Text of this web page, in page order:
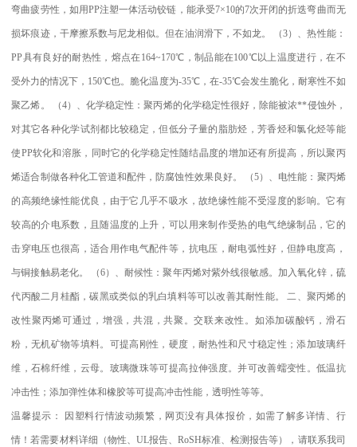
弯曲疲劳性，如用PP注塑一体活动铰链，能承受7×10的7次开闭的折迭弯曲而无
损坏痕迹，干摩擦系数与尼龙相似。但在油润滑下，不如龙。 （3）、热性能：
PP具有良好的耐热性，熔点在164~170℃ ，制品能在100℃以上温度进行，在不
受外力的情况下， 150℃也。脆化温度为-35℃，在-35℃会发生脆化，耐寒性不如
聚乙烯。 （4）、化学稳定性：聚丙烯的化学稳定性很好，除能被浓**侵蚀外，
对其它各种化学试剂都比较稳定，但低分子量的脂肪烃，芳香烃和氯化烃等能
使PP软化和溶胀，同时它的化学稳定性随结晶度的增加还有所提高，所以聚丙
烯适合制做各种化工管道和配件，防腐蚀性效果良好。 （5）、电性能：聚丙烯
的高频绝缘性能优良，由于它几乎不吸水，故绝缘性能不受湿度的影响。它有
较高的介电系数，且随温度的上升，可以用来制作受热的电气绝缘制品，它的
击穿电压也很高，适合用作电气配件等，抗电压，耐电弧性好，但静电度高，
与铜接触易老化。 （6）、耐候性：聚年丙烯对紫外线很敏感。加入氧化锌，硫
代丙酸二月桂酯，碳黑或类似的乳白填料等可以改善其耐性能。 二、聚丙烯的
改性聚丙烯可通过，增强，共混，共聚。交联来改性。如添加碳酸钙，滑石
粉，无机矿物等填料。可提高刚性，硬度，耐热性和尺寸稳定性；添加玻璃纤
维，石棉纤维，云母。玻璃微珠等可提高拉伸强度。并可改善蠕变性。低温抗
冲击性；添加弹性体和橡胶等可提高冲击性能，透明性等等。
温馨提示： 因塑料行情波动频繁，网页没有具体报价，如需了解多详情、行
情！若需要材料详细（物性、 UL报告、RoSH标准、检测报告等），请联系我司